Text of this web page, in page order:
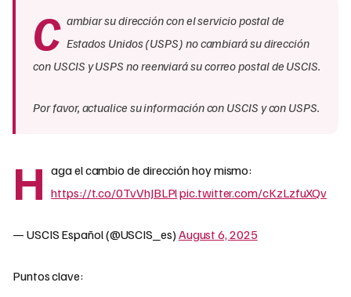
C ambiar su dirección con el servicio postal de
Estados Unidos (USPS) no cambiará su dirección
con USCIS y USPS no reenviará su correo postal de USCIS.
Por favor, actualice su información con USCIS y con USPS.
H aga el cambio de dirección hoy mismo:
https://t.co/0TvVhJBLPlpic.twitter.com/cKzLzfuXQv
— USCIS Español (@USCIS_es)August 6, 2025
Puntos clave: